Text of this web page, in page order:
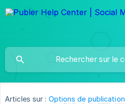
Articles sur : Options de publication